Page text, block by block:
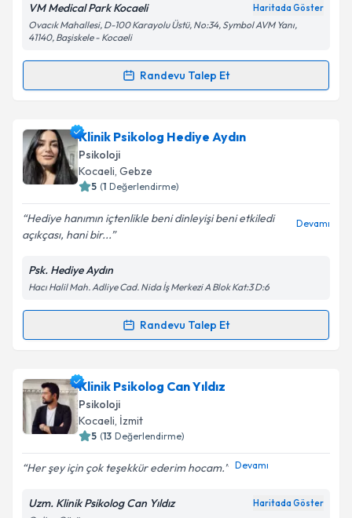
Kişisel verilerimin işlenmesine ilişkin
Metni'ni okudum ve kişisel verilerimin belirtilen
Takvim Talebini Gönder
VM Medical Park Kocaeli Haritada Göster
Ovacık Mahallesi, D-100 Karayolu Üstü, No:34, Symbol AVM Yanı,
41140, Başiskele - Kocaeli
Randevu Talep Et
Randevu Takvimi Talebi
Psk. Dilay Süloğluiçin randevu takvimi talebi
oluşturun. Size bu uzmandan randevu almanız için bir
takvim hazırlandığında e-posta ile bilgilendireceğiz.
Kişisel verilerimin işlenmesine ilişkin
Metni'ni okudum ve kişisel verilerimin belirtilen
kapsamda işlenmesini kabul ediyorum.
Klinik Psikolog Hediye Aydın
Psikoloji
Kocaeli, Gebze
5 (1 Değerlendirme)
Hediye hanımın içtenlikle beni dinleyişi beni etkiledi
açıkçası, hani bir...
Devamı
Psk. Hediye Aydın
Hacı Halil Mah. Adliye Cad. Nida İş Merkezi A Blok Kat:3 D:6
Randevu Talep Et
Randevu Takvimi Talebi
Klinik Psikolog Hediye Aydıniçin randevu takvimi
talebi oluşturun. Size bu uzmandan randevu almanız
için bir takvim hazırlandığında e-posta ile
bilgilendireceğiz.
E-posta Adresiniz
Klinik Psikolog Can Yıldız
Psikoloji
Kocaeli, İzmit
5 (13 Değerlendirme)
Her şey için çok teşekkür ederim hocam. Devamı
Uzm. Klinik Psikolog Can Yıldız Haritada Göster